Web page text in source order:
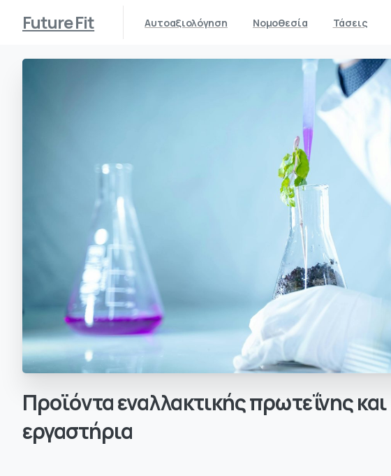
Future Fit Αυτοαξιολόγηση Νομοθεσία Τάσεις
Προϊόνταεναλλακτικήςπρωτεΐνηςκαι
εργαστήρια